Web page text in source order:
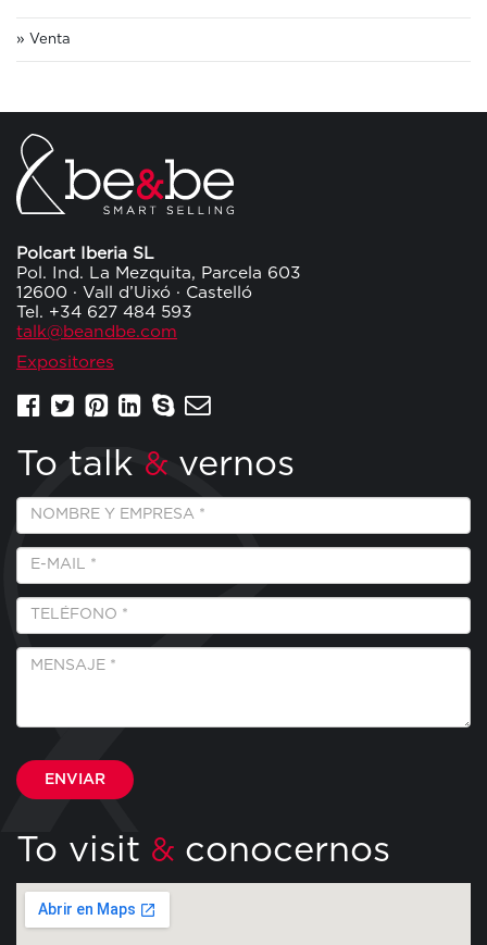
Venta
Polcart Iberia SL
Pol. Ind. La Mezquita, Parcela 603
12600 · Vall d’Uixó · Castelló
Tel. +34 627 484 593
talk@beandbe.com
Expositores
To talk & vernos
Empresa
Nombre
E-
*
Teléfono
Mensaje
To visit & conocernos